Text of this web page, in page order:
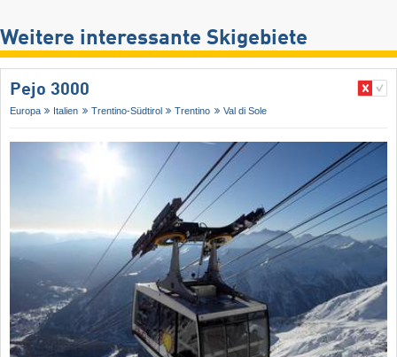
Weitere interessante Skigebiete
Pejo 3000
Europa Italien Trentino-Südtirol Trentino Val di Sole